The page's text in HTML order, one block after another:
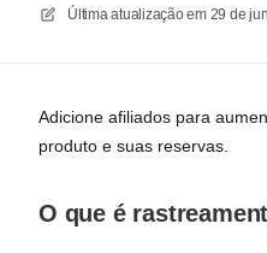
Última atualização em 29 de
Adicione afiliados para
produto e suas reservas.
O que é